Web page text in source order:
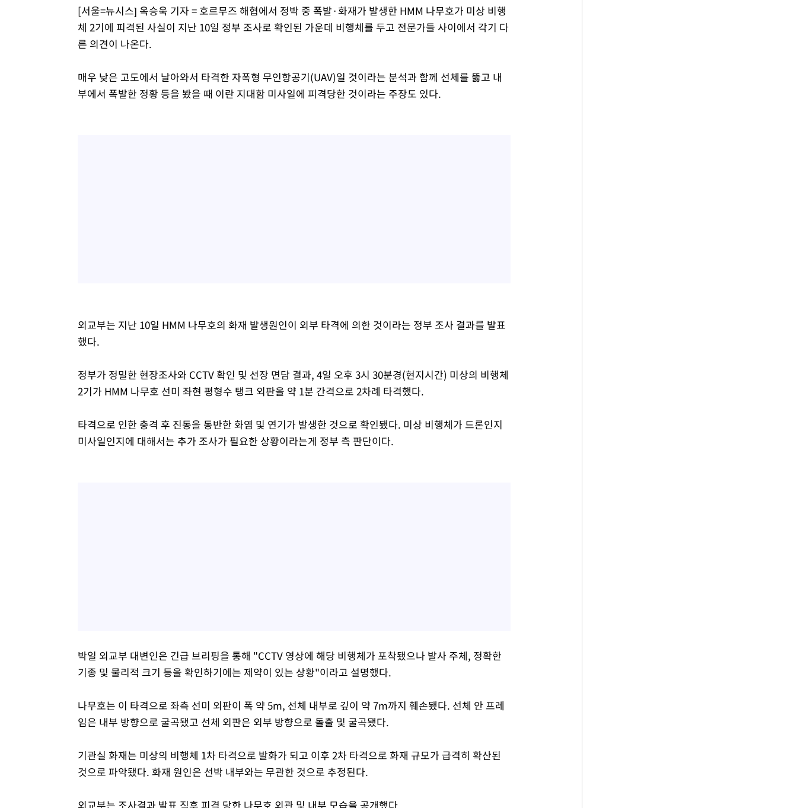
[서울=뉴시스] 옥승욱 기자 = 호르무즈 해협에서 정박 중 폭발·화재가 발생한 HMM 나무호가 미상 비행
체 2기에 피격된 사실이 지난 10일 정부 조사로 확인된 가운데 비행체를 두고 전문가들 사이에서 각기 다
른 의견이 나온다.
매우 낮은 고도에서 날아와서 타격한 자폭형 무인항공기(UAV)일 것이라는 분석과 함께 선체를 뚫고 내
부에서 폭발한 정황 등을 봤을 때 이란 지대함 미사일에 피격당한 것이라는 주장도 있다.
외교부는 지난 10일 HMM 나무호의 화재 발생원인이 외부 타격에 의한 것이라는 정부 조사 결과를 발표
했다.
정부가 정밀한 현장조사와 CCTV 확인 및 선장 면담 결과, 4일 오후 3시 30분경(현지시간) 미상의 비행체
2기가 HMM 나무호 선미 좌현 평형수 탱크 외판을 약 1분 간격으로 2차례 타격했다.
타격으로 인한 충격 후 진동을 동반한 화염 및 연기가 발생한 것으로 확인됐다. 미상 비행체가 드론인지
미사일인지에 대해서는 추가 조사가 필요한 상황이라는게 정부 측 판단이다.
박일 외교부 대변인은 긴급 브리핑을 통해 "CCTV 영상에 해당 비행체가 포착됐으나 발사 주체, 정확한
기종 및 물리적 크기 등을 확인하기에는 제약이 있는 상황"이라고 설명했다.
나무호는 이 타격으로 좌측 선미 외판이 폭 약 5m, 선체 내부로 깊이 약 7m까지 훼손됐다. 선체 안 프레
임은 내부 방향으로 굴곡됐고 선체 외판은 외부 방향으로 돌출 및 굴곡됐다.
기관실 화재는 미상의 비행체 1차 타격으로 발화가 되고 이후 2차 타격으로 화재 규모가 급격히 확산된
것으로 파악됐다. 화재 원인은 선박 내부와는 무관한 것으로 추정된다.
외교부는 조사결과 발표 직후 피격 당한 나무호 외관 및 내부 모습을 공개했다.